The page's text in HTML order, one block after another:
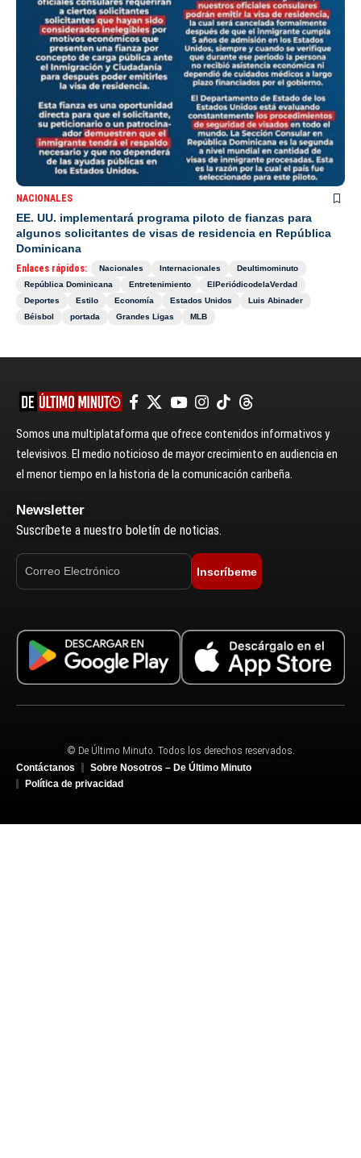
NACIONALES
EE. UU. implementará programa piloto de fianzas para
algunos solicitantes de visas de residencia en República
Dominicana
Enlaces rápidos: Nacionales Internacionales
Deultimominuto
República Dominicana
Entretenimiento
ElPeriódicodelaVerdad
Deportes
Estilo Economía Estados Unidos
Luis Abinader
Béisbol
portada Grandes Ligas MLB
Somos una multiplataforma que ofrece contenidos informativos y
televisivos. El medio noticioso de mayor crecimiento en audiencia en
el menor tiempo en la historia de la comunicación caribeña.
Newsletter
Suscríbete a nuestro boletín de noticias.
Inscríbeme
© De Último Minuto. Todos los derechos reservados.
Contáctanos
Sobre Nosotros – De Último Minuto
Política de privacidad